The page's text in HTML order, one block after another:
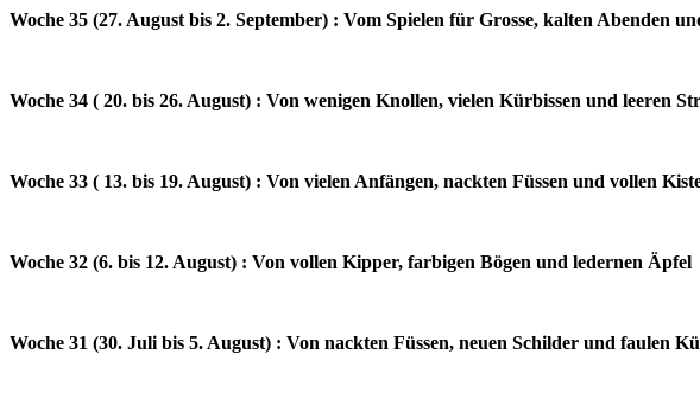
Woche 35 (27. August bis 2. September) : Vom Spielen für Grosse, kalten Abenden
Woche 34 ( 20. bis 26. August) : Von wenigen Knollen, vielen Kürbissen und leeren
Woche 33 ( 13. bis 19. August) : Von vielen Anfängen, nackten Füssen und vollen
Woche 32 (6. bis 12. August) : Von vollen Kipper, farbigen Bögen und ledernen Äpfel
Woche 31 (30. Juli bis 5. August) : Von nackten Füssen, neuen Schilder und faulen